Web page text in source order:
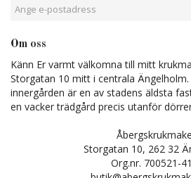
Om oss
Känn Er varmt välkomna till mitt
Storgatan 10 mitt i centrala
innergården är en av stadens äldsta
en vacker trädgård precis utanför
Storgatan 10, 262 32
Org.nr. 700521-